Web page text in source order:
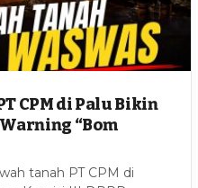
CPM di Palu Bikin
“Bom
tanah PT CPM di